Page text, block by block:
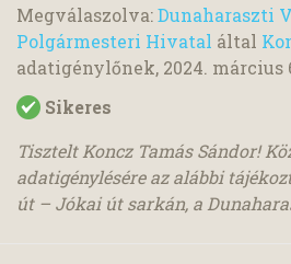
Megválaszolva:Dunaharaszti
Polgármesteri Hivatal által
adatigénylőnek, 2024. március
Sikeres
Tisztelt Koncz Tamás Sándor!
adatigénylésére az alábbi
út – Jókai út sarkán, a